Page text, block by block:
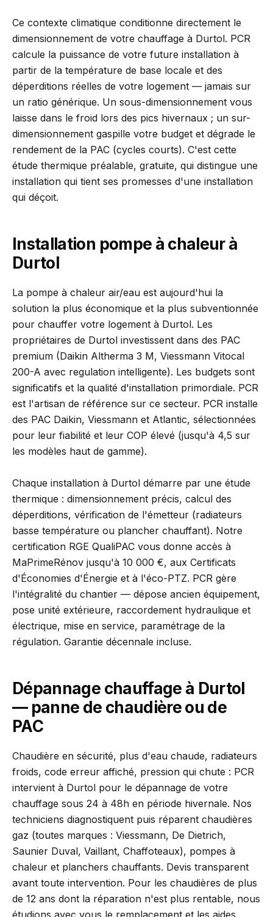
Ce contexte climatique conditionne directement le
dimensionnement de votre chauffage à Durtol. PCR
calcule la puissance de votre future installation à
partir de la température de base locale et des
déperditions réelles de votre logement — jamais sur
un ratio générique. Un sous-dimensionnement vous
laisse dans le froid lors des pics hivernaux ; un sur-
dimensionnement gaspille votre budget et dégrade le
rendement de la PAC (cycles courts). C'est cette
étude thermique préalable, gratuite, qui distingue une
installation qui tient ses promesses d'une installation
qui déçoit.
Installation pompe à chaleur à
Durtol
La pompe à chaleur air/eau est aujourd'hui la
solution la plus économique et la plus subventionnée
pour chauffer votre logement à Durtol. Les
propriétaires de Durtol investissent dans des PAC
premium (Daikin Altherma 3 M, Viessmann Vitocal
200-A avec regulation intelligente). Les budgets sont
significatifs et la qualité d'installation primordiale. PCR
est l'artisan de référence sur ce secteur. PCR installe
des PAC Daikin, Viessmann et Atlantic, sélectionnées
pour leur fiabilité et leur COP élevé (jusqu'à 4,5 sur
les modèles haut de gamme).
Chaque installation à Durtol démarre par une étude
thermique : dimensionnement précis, calcul des
déperditions, vérification de l'émetteur (radiateurs
basse température ou plancher chauffant). Notre
certification RGE QualiPAC vous donne accès à
MaPrimeRénov jusqu'à 10 000 €, aux Certificats
d'Économies d'Énergie et à l'éco-PTZ. PCR gère
l'intégralité du chantier — dépose ancien équipement,
pose unité extérieure, raccordement hydraulique et
électrique, mise en service, paramétrage de la
régulation. Garantie décennale incluse.
Dépannage chauffage à Durtol
— panne de chaudière ou de
PAC
Chaudière en sécurité, plus d'eau chaude, radiateurs
froids, code erreur affiché, pression qui chute : PCR
intervient à Durtol pour le dépannage de votre
chauffage sous 24 à 48h en période hivernale. Nos
techniciens diagnostiquent puis réparent chaudières
gaz (toutes marques : Viessmann, De Dietrich,
Saunier Duval, Vaillant, Chaffoteaux), pompes à
chaleur et planchers chauffants. Devis transparent
avant toute intervention. Pour les chaudières de plus
de 12 ans dont la réparation n'est plus rentable, nous
étudions avec vous le remplacement et les aides